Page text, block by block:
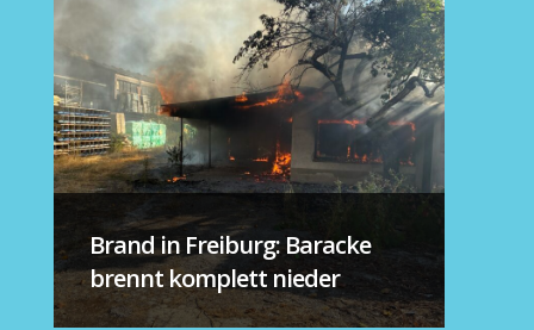
Brand in Freiburg: Baracke
brennt komplett nieder